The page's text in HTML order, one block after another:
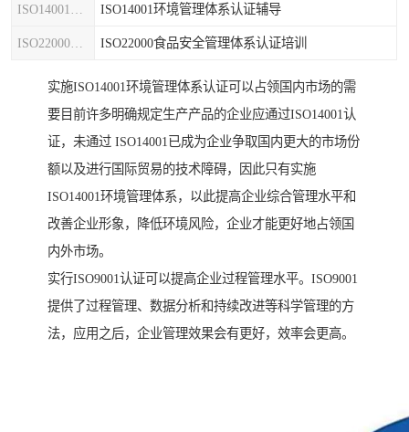
ISO14001环境管理体系认证辅导
ISO22000食品安全管理体系认证培训
实施ISO14001环境管理体系认证可以占领国内市场的需
要目前许多明确规定生产产品的企业应通过ISO14001认
证，未通过 ISO14001已成为企业争取国内更大的市场份
额以及进行国际贸易的技术障碍，因此只有实施
ISO14001环境管理体系，以此提高企业综合管理水平和
改善企业形象，降低环境风险，企业才能更好地占领国
内外市场。
实行ISO9001认证可以提高企业过程管理水平。ISO9001
提供了过程管理、数据分析和持续改进等科学管理的方
法，应用之后，企业管理效果会有更好，效率会更高。